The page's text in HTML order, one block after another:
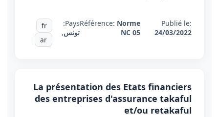
Publié le:
24/03/2022
Référence: Norme
NC 05
Pays:
تونس,
fr
ar
La présentation des Etats financiers
des entreprises d'assurance takaful
et/ou retakaful